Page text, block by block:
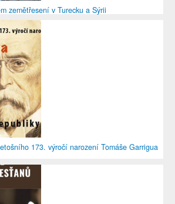
zemětřesení v Turecku a Sýrii
173. výročí narození Tomáše Garrigua